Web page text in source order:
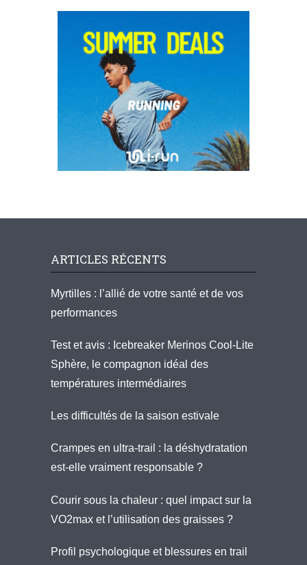
ARTICLES RÉCENTS
Myrtilles : l’allié de votre santé et de vos
performances
Test et avis : Icebreaker Merinos Cool-Lite
Sphère, le compagnon idéal des
températures intermédiaires
Les difficultés de la saison estivale
Crampes en ultra-trail : la déshydratation
est-elle vraiment responsable ?
Courir sous la chaleur : quel impact sur la
VO2max et l’utilisation des graisses ?
Profil psychologique et blessures en trail